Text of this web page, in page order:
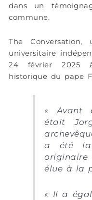
dans un
commune.
The Conversation,
universitaire
24 février 2025
historique du pape
« Avant
était
a été la
originaire
élue à la
« Il a